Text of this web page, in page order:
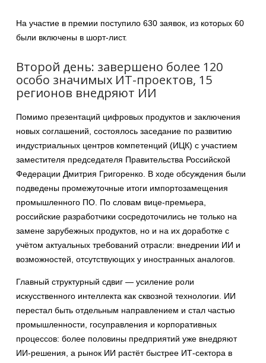
На участие в премии поступило 630 заявок, из которых 60
были включены в шорт-лист.
Второй день: завершено более 120
особо значимых ИТ-проектов, 15
регионов внедряют ИИ
Помимо презентаций цифровых продуктов и заключения
новых соглашений, состоялось заседание по развитию
индустриальных центров компетенций (ИЦК) с участием
заместителя председателя Правительства Российской
Федерации Дмитрия Григоренко. В ходе обсуждения были
подведены промежуточные итоги импортозамещения
промышленного ПО. По словам вице-премьера,
российские разработчики сосредоточились не только на
замене зарубежных продуктов, но и на их доработке с
учётом актуальных требований отрасли: внедрении ИИ и
возможностей, отсутствующих у иностранных аналогов.
Главный структурный сдвиг — усиление роли
искусственного интеллекта как сквозной технологии. ИИ
перестал быть отдельным направлением и стал частью
промышленности, госуправления и корпоративных
процессов: более половины предприятий уже внедряют
ИИ-решения, а рынок ИИ растёт быстрее ИТ-сектора в